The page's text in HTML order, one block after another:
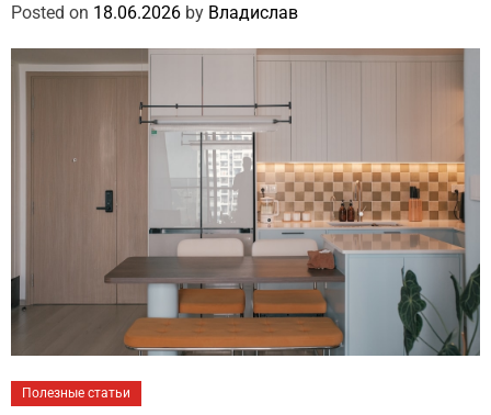
Posted on 18.06.2026 by Владислав
Полезные статьи